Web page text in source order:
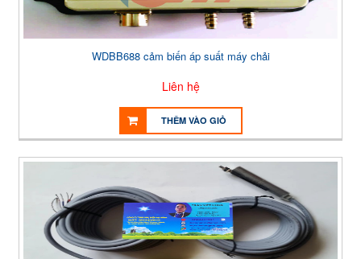
WDBB688 cảm biến áp suất máy chải
Liên hệ
THÊM VÀO GIỎ